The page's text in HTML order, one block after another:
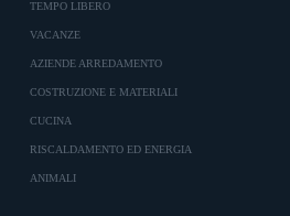
TEMPO LIBERO
VACANZE
AZIENDE ARREDAMENTO
COSTRUZIONE E MATERIALI
CUCINA
RISCALDAMENTO ED ENERGIA
ANIMALI